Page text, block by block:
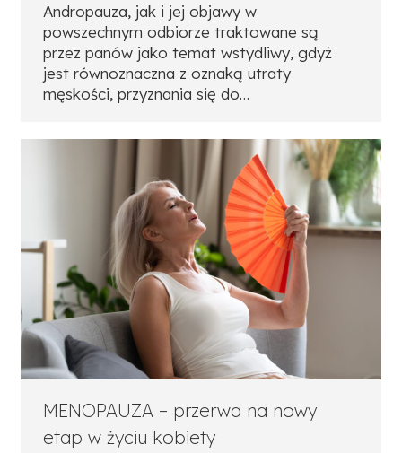
Andropauza, jak i jej objawy w
powszechnym odbiorze traktowane są
przez panów jako temat wstydliwy, gdyż
jest równoznaczna z oznaką utraty
męskości, przyznania się do…
MENOPAUZA – przerwa na nowy
etap w życiu kobiety